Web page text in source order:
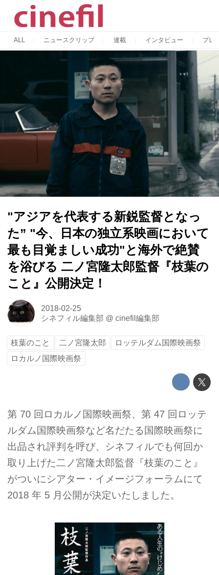
ALL ニュースクリップ 連載 インタビュー プレ
"アジアを代表する新鋭監督となっ
た” "今、日本の独立系映画において
最も目覚ましい成功"と海外で絶賛
を浴びる 二ノ宮隆太郎監督『枝葉の
こと』公開決定！
2018-02-25
シネフィル編集部 @ cinefil編集部
枝葉のこと 二ノ宮隆太郎
ロッテルダム国際映画祭
ロカルノ国際映画祭
第 70 回ロカルノ国際映画祭、第 47 回ロッテ
ルダム国際映画祭など名だたる国際映画祭に
出品され評判を呼び、シネフィルでも何回か
取り上げた二ノ宮隆太郎監督『枝葉のこと』
がついにシアター・イメージフォーラムにて
2018 年 5 月公開が決定いたしました。